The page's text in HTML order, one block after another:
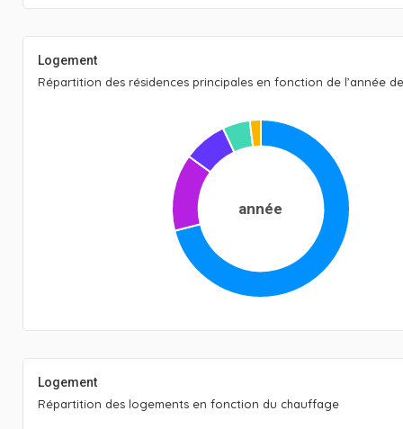
Logement
Répartition des résidences principales en fonction de l’année
année
Logement
Répartition des logements en fonction du chauffage